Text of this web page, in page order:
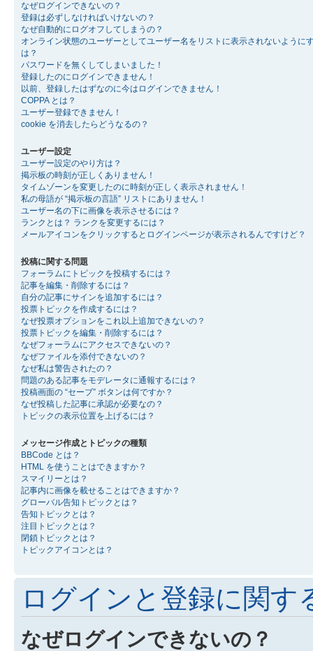
なぜログインできないの？
登録は必ずしなければいけないの？
なぜ自動的にログオフしてしまうの？
オンライン状態のユーザーとしてユーザー名をリストに表示されないように
は？
パスワードを無くしてしまいました！
登録したのにログインできません！
以前、登録したはずなのに今はログインできません！
COPPA とは？
ユーザー登録できません！
cookie を消去したらどうなるの？
ユーザー設定
ユーザー設定のやり方は？
掲示板の時刻が正しくありません！
タイムゾーンを変更したのに時刻が正しく表示されません！
私の母語が “掲示板の言語” リストにありません！
ユーザー名の下に画像を表示させるには？
ランクとは？ ランクを変更するには？
メールアイコンをクリックするとログインページが表示されるんですけど？
投稿に関する問題
フォーラムにトピックを投稿するには？
記事を編集・削除するには？
自分の記事にサインを追加するには？
投票トピックを作成するには？
なぜ投票オプションをこれ以上追加できないの？
投票トピックを編集・削除するには？
なぜフォーラムにアクセスできないの？
なぜファイルを添付できないの？
なぜ私は警告されたの？
問題のある記事をモデレータに通報するには？
投稿画面の “セーブ” ボタンは何ですか？
なぜ投稿した記事に承認が必要なの？
トピックの表示位置を上げるには？
メッセージ作成とトピックの種類
BBCode とは？
HTML を使うことはできますか？
スマイリーとは？
記事内に画像を載せることはできますか？
グローバル告知トピックとは？
告知トピックとは？
注目トピックとは？
閉鎖トピックとは？
トピックアイコンとは？
ログインと登録に関す
なぜログインできないの？